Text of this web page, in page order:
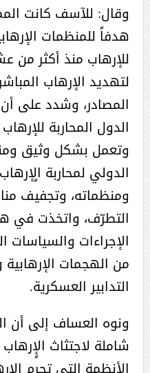
وقال: للآسف كانت
هدفاً للمنظمات
للإرهاب منذ أكثر من
لتهديد الإرهاب
المصادر، وشدد على
الدول المحاربة
وتعمل بشكل وثيق
الدولي لمحاربة
ومنظماته، وتجفيف
التطرّف، واتخذت في
الإجراءات
من الهجمات
التدابير العسكرية.
ونوه العساف إلى أن
شاملة لاجتثاث